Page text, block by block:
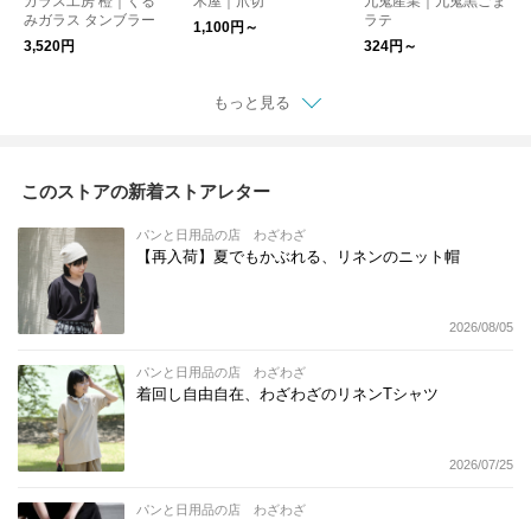
みガラス タンブラー
3,520円
1,100円～
ラテ
324円～
もっと見る
このストアの新着ストアレター
パンと日用品の店 わざわざ
【再入荷】夏でもかぶれる、リネンのニット帽
2026/08/05
パンと日用品の店 わざわざ
着回し自由自在、わざわざのリネンTシャツ
2026/07/25
パンと日用品の店 わざわざ